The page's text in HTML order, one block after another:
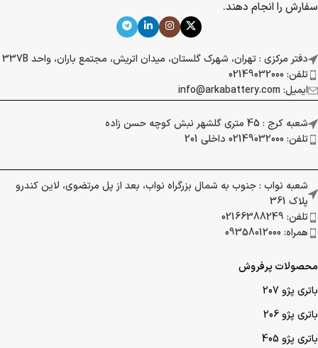
سفارش را انجام دهند.
دفتر مرکزی : تهران، شهرک گلستان، میدان اتریش، مجتمع باران، واحد 337B
تلفن: 02149032000
ایمیل: info@arkabattery.com
شعبه کرج : 45 متری گلشهر نبش کوچه حسن زاده
تلفن: 02149032000 داخلی 201
شعبه نواب : جنوب به شمال بزرگراه نواب، بعد از پل مرتضوی، لاین کندرو
پلاک 361
تلفن: 02166388249
همراه: 09358012000
محصولات پرفروش
باتری پژو 207
باتری پژو 206
باتری پژو 405